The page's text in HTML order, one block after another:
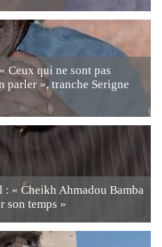
Ceux qui ne sont pas
parler », tranche Serigne
: « Cheikh Ahmadou Bamba
son temps »